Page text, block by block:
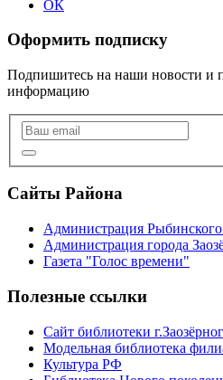
ОК
Оформить подписку
Подпишитесь на наши новости и
информацию
Сайты Района
Администрация
Администрация города
Газета "Голос времени"
Полезные ссылки
Сайт библиотеки
Модельная библиотека
Культура РФ